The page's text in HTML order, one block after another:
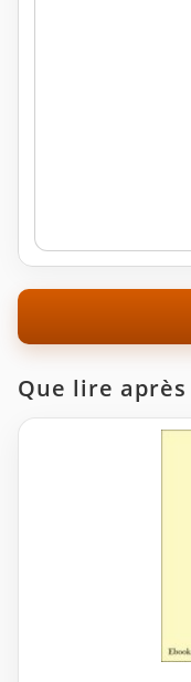
Que lire après